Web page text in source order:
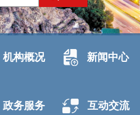
机构概况 新闻中心
政务服务 互动交流